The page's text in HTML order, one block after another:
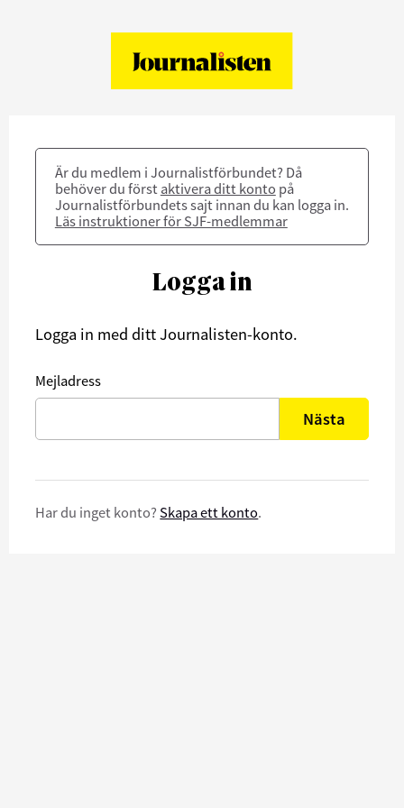
Är du medlem i Journalistförbundet? Då
behöver du först aktivera ditt konto på
Journalistförbundets sajt innan du kan logga in.
Läs instruktioner för SJF-medlemmar
Logga in
Logga in med ditt Journalisten-konto.
Mejladress
Nästa
Har du inget konto? Skapa ett konto.